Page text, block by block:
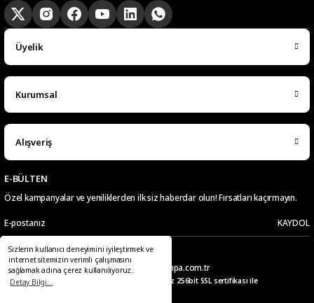
Sizlerin kullanıcı deneyimini iyileştirmek ve
internet sitemizin verimli çalışmasını
sağlamak adına çerez kullanılıyoruz.
Detay Bilgi...
Üyelik
Kurumsal
Alışveriş
E-BÜLTEN
Özel kampanyalar ve yeniliklerden ilk siz haberdar olun! Fırsatları kaçırmayın.
KAYDOL
Telefon
0549 441 01 33
E-Posta
pazaryeri@kampa.com.tr
© 2025 Tüm hakları saklıdır. Kredi kartı bilgileriniz 256bit SSL sertifikası ile